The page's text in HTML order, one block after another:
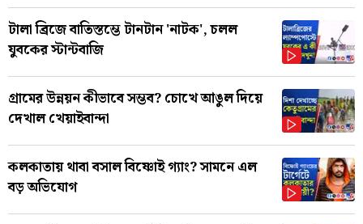
টালা ব্রিজে বাতিস্তম্ভে টানটান 'নাটক', চলল
যুবকের স্টান্টবাজি
গ্রামের উন্নয়ন কীভাবে সম্ভব? চোখে আঙুল দিয়ে
দেখাল খেয়াইবান্দা
কলকাতায় থাবা বসাল বিষ্ণোই গ্যাং? সামনে এল
বড় অভিযোগ